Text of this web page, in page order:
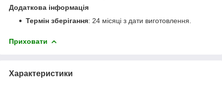
Додаткова інформація
Термін зберігання: 24 місяці з дати виготовлення.
Приховати
Характеристики